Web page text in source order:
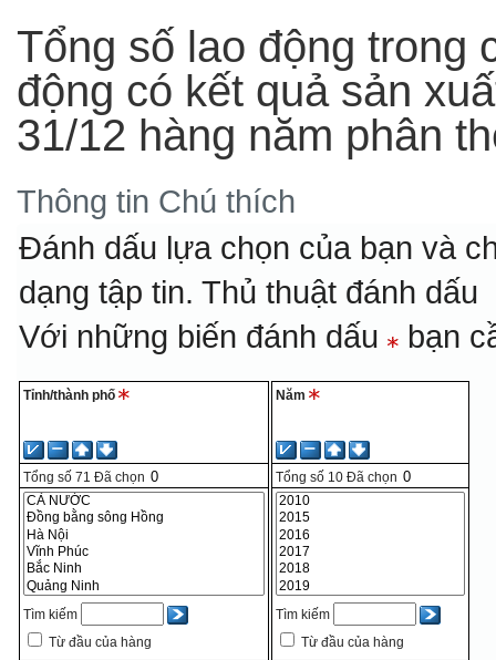
Tổng số lao động trong
động có kết quả sản
31/12 hàng năm phân
Thông tin Chú thích
Đánh dấu lựa chọn của bạn và
dạng tập tin.Thủ thuật đánh dấu
Với những biến đánh dấu bạn
Tỉnh/thành phố
Tổng số 71 Đã chọn
Tìm kiếm
Từ đầu của hàng
Năm
Tổng số 10 Đã chọn
Tìm kiếm
Từ đầu của hàng